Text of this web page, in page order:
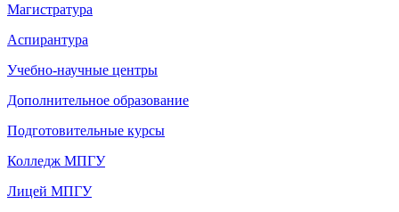
Магистратура
Аспирантура
Учебно-научные центры
Дополнительное образование
Подготовительные курсы
Колледж МПГУ
Лицей МПГУ